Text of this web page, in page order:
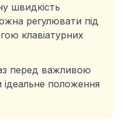
швидкість
регулювати під
клавіатурних
перед важливою
положення